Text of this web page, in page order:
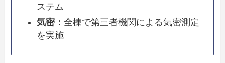
ステム
気密： 全棟で第三者機関による気密測定
を実施